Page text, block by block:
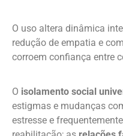
O uso altera dinâmica
redução de empatia e
corroem confiança entre
O isolamento social
estigmas e mudanças
estresse e